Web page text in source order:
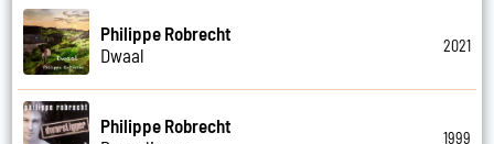
Philippe Robrecht
Dwaal
2021
Philippe Robrecht
1999